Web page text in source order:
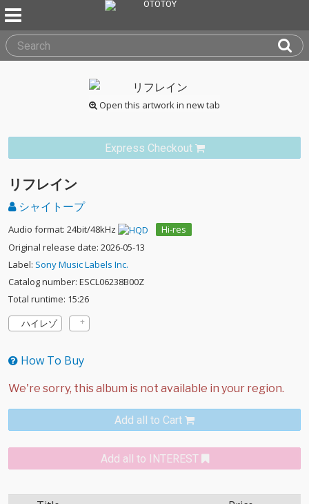
Open this artwork in new tab
Express Checkout
リフレイン
シャイトープ
Audio format: 24bit/48kHz
Hi-res
Original release date: 2026-05-13
Label: Sony Music Labels Inc.
Catalog number: ESCL06238B00Z
Total runtime: 15:26
ハイレゾ
How To Buy
Add all to Cart
Add all to INTEREST